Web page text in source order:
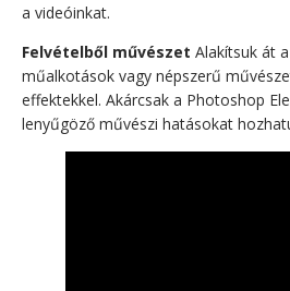
a videóinkat.
Felvételből művészet Alakítsuk át
műalkotások vagy népszerű
effektekkel. Akárcsak a Photoshop
lenyűgöző művészi hatásokat